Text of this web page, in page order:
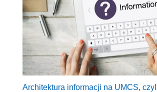
Architektura informacji na UMCS,